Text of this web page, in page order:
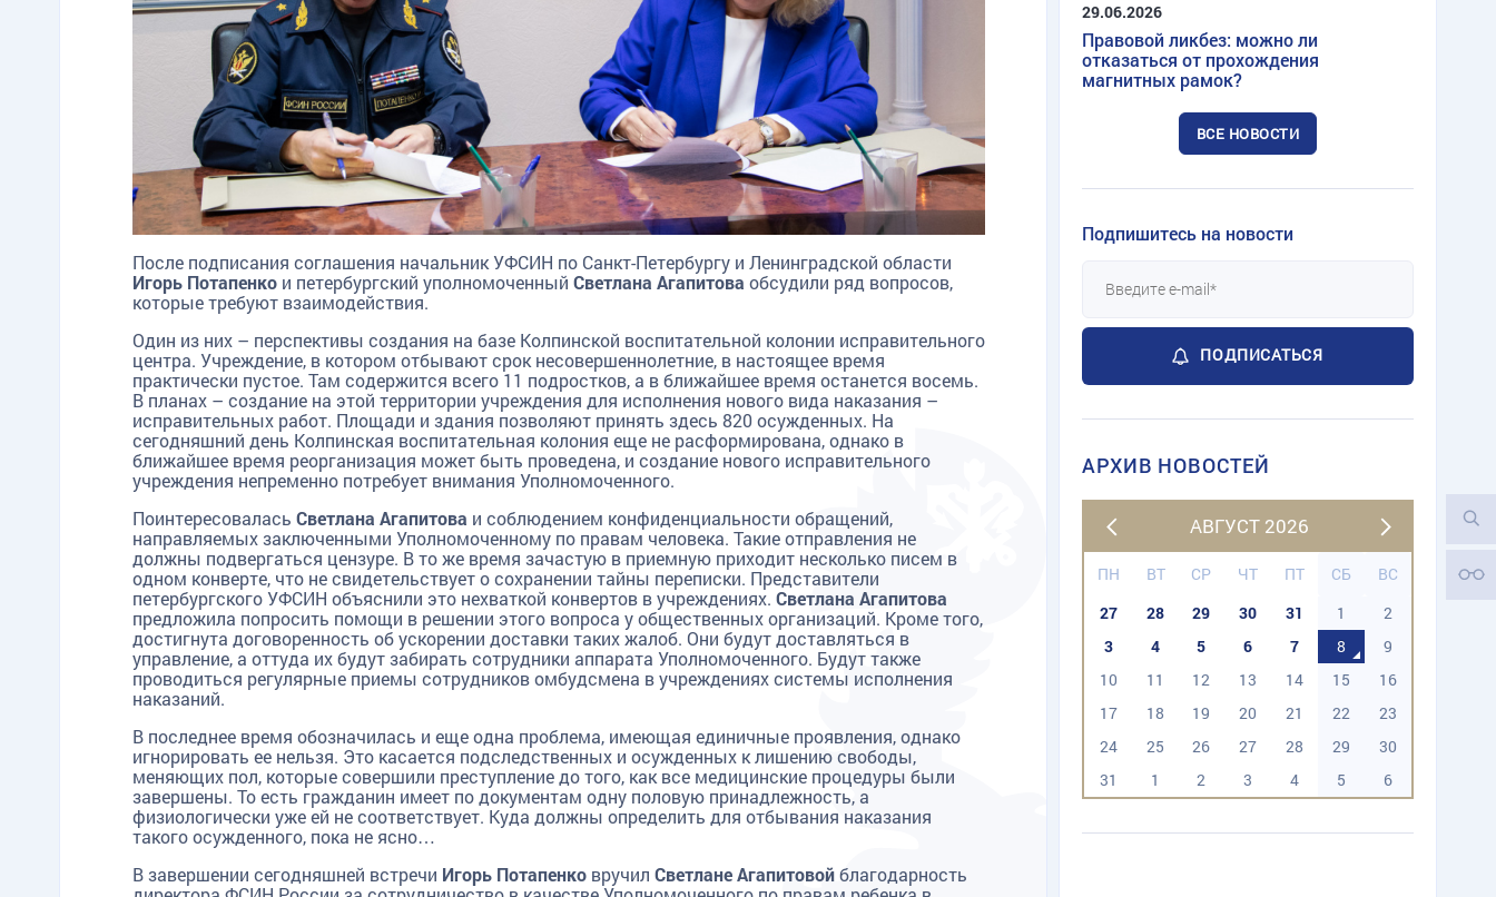
После подписания соглашения начальник УФСИН по Санкт-Петербургу и Ленинградской области
Игорь Потапенко и петербургский уполномоченный Светлана Агапитова обсудили ряд вопросов,
которые требуют взаимодействия.
Один из них – перспективы создания на базе Колпинской воспитательной колонии исправительного
центра. Учреждение, в котором отбывают срок несовершеннолетние, в настоящее время
практически пустое. Там содержится всего 11 подростков, а в ближайшее время останется восемь.
В планах – создание на этой территории учреждения для исполнения нового вида наказания –
исправительных работ. Площади и здания позволяют принять здесь 820 осужденных. На
сегодняшний день Колпинская воспитательная колония еще не расформирована, однако в
ближайшее время реорганизация может быть проведена, и создание нового исправительного
учреждения непременно потребует внимания Уполномоченного.
Поинтересовалась Светлана Агапитова и соблюдением конфиденциальности обращений,
направляемых заключенными Уполномоченному по правам человека. Такие отправления не
должны подвергаться цензуре. В то же время зачастую в приемную приходит несколько писем в
одном конверте, что не свидетельствует о сохранении тайны переписки. Представители
петербургского УФСИН объяснили это нехваткой конвертов в учреждениях. Светлана Агапитова
предложила попросить помощи в решении этого вопроса у общественных организаций. Кроме того,
достигнута договоренность об ускорении доставки таких жалоб. Они будут доставляться в
управление, а оттуда их будут забирать сотрудники аппарата Уполномоченного. Будут также
проводиться регулярные приемы сотрудников омбудсмена в учреждениях системы исполнения
наказаний.
В последнее время обозначилась и еще одна проблема, имеющая единичные проявления, однако
игнорировать ее нельзя. Это касается подследственных и осужденных к лишению свободы,
меняющих пол, которые совершили преступление до того, как все медицинские процедуры были
завершены. То есть гражданин имеет по документам одну половую принадлежность, а
физиологически уже ей не соответствует. Куда должны определить для отбывания наказания
такого осужденного, пока не ясно…
В завершении сегодняшней встречи Игорь Потапенко вручил Светлане Агапитовойблагодарность
29.06.2026
Правовой ликбез: можно ли
отказаться от прохождения
магнитных рамок?
ВСЕ НОВОСТИ
Подпишитесь на новости
ПОДПИСАТЬСЯ
АРХИВ НОВОСТЕЙ
АВГУСТ 2026
ПН ВТ СР ЧТ ПТ СБ
ВС
27
28 29 30 31 1
2
3
4 5 6 7 8
9
10
11 12 13 14 15
16
17
18 19 20 21 22
23
24
25 26 27 28 29
30
31
1 2 3 4 5 6